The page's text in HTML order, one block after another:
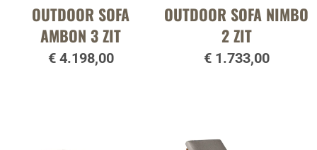
OUTDOOR SOFA
AMBON 3 ZIT
€ 4.198,00
OUTDOOR SOFA NIMBO
2 ZIT
€ 1.733,00